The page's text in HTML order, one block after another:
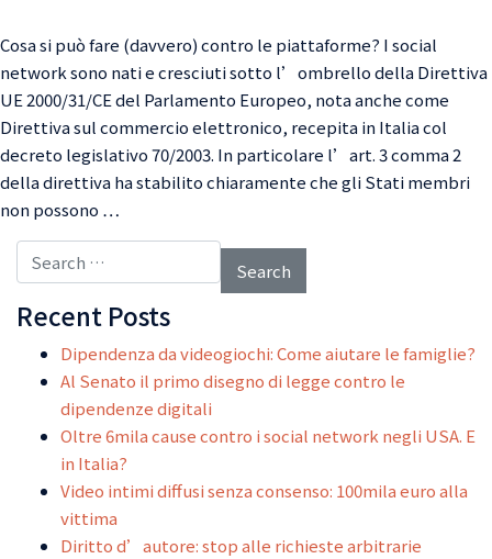
Cosa si può fare (davvero) contro le piattaforme? I social
network sono nati e cresciuti sotto l’ombrello della Direttiva
UE 2000/31/CE del Parlamento Europeo, nota anche come
Direttiva sul commercio elettronico, recepita in Italia col
decreto legislativo 70/2003. In particolare l’art. 3 comma 2
della direttiva ha stabilito chiaramente che gli Stati membri
non possono …
Search for:
Recent Posts
Dipendenza da videogiochi: Come aiutare le famiglie?
Al Senato il primo disegno di legge contro le
dipendenze digitali
Oltre 6mila cause contro i social network negli USA. E
in Italia?
Video intimi diffusi senza consenso: 100mila euro alla
vittima
Diritto d’autore: stop alle richieste arbitrarie